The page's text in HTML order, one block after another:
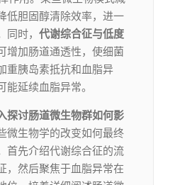
低胆固醇清除效率，进一
时， 代谢综合征与低度
增加肠道通透性，使细菌
重胰岛素抵抗和血脂异
延续血脂异常。
探讨肠道微生物群如何影
微生物学的改变如何最终
首先介绍代谢综合征的流
，然后聚焦于血脂异常在